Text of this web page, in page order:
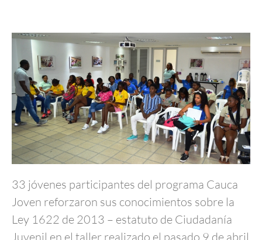
33 jóvenes participantes del programa Cauca
Joven reforzaron sus conocimientos sobre la
Ley 1622 de 2013 – estatuto de Ciudadanía
Juvenil en el taller realizado el pasado 9 de abril